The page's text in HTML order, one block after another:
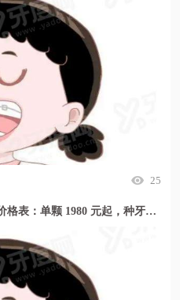
25
河南商丘植得口腔 2026 种植牙价格表：单颗 1980 元起，种牙贵吗？这里透明又实惠